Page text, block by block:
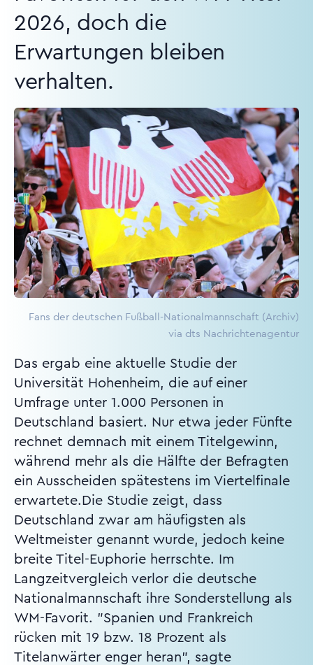
2026, doch die
Erwartungen bleiben
verhalten.
Fans der deutschen Fußball-Nationalmannschaft (Archiv)
via dts Nachrichtenagentur
Das ergab eine aktuelle Studie der
Universität Hohenheim, die auf einer
Umfrage unter 1.000 Personen in
Deutschland basiert. Nur etwa jeder Fünfte
rechnet demnach mit einem Titelgewinn,
während mehr als die Hälfte der Befragten
ein Ausscheiden spätestens im Viertelfinale
erwartete.Die Studie zeigt, dass
Deutschland zwar am häufigsten als
Weltmeister genannt wurde, jedoch keine
breite Titel-Euphorie herrschte. Im
Langzeitvergleich verlor die deutsche
Nationalmannschaft ihre Sonderstellung als
WM-Favorit. "Spanien und Frankreich
rücken mit 19 bzw. 18 Prozent als
Titelanwärter enger heran", sagte